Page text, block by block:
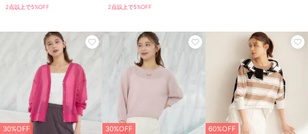
2点以上で5%OFF 2点以上で5%OFF
30%OFF 30%OFF 60%OFF